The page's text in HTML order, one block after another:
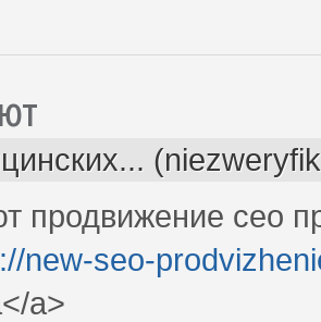
продвижение сео
new-seo-
a>